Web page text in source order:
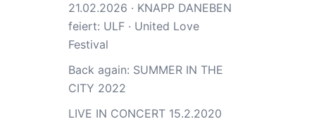
21.02.2026 · KNAPP DANEBEN
feiert: ULF · United Love
Festival
Back again: SUMMER IN THE
CITY 2022
LIVE IN CONCERT 15.2.2020